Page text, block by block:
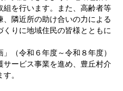
組を行います。また、高齢者等
、隣近所の助け合いの力による
りに地域住民の皆様とともに
（令和６年度～令和８年度）
ービス事業を進め、豊丘村介
。